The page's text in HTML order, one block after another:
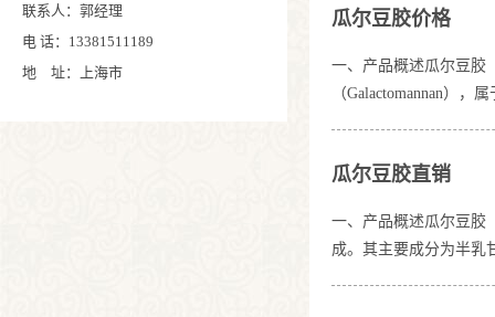
联系人：郭经理
电 话：13381511189
地 址：上海市
瓜尔豆胶价格
一、产品概述瓜尔豆胶
（Galactomannan）
这种结构决定了其优良
瓜尔豆胶直销
一、产品概述瓜尔豆胶
成。其主要成分为半乳